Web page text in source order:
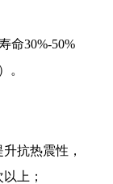
命30%-50%
。
抗热震性，
上；